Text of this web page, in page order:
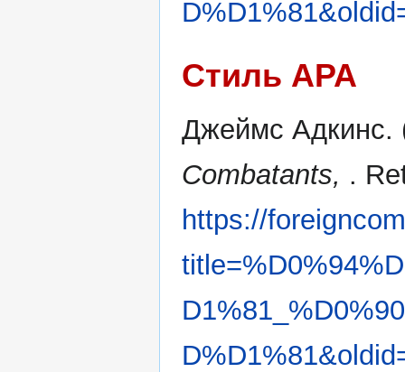
Стиль APA
Джеймс Адкинс.
Combatants, .
https://